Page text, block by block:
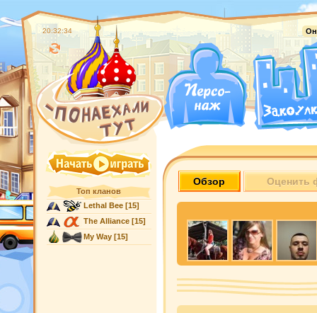
20:32:35
Топ кланов
Lethal Bee[15]
The Alliance[15]
My Way[15]
Обзор Оценить